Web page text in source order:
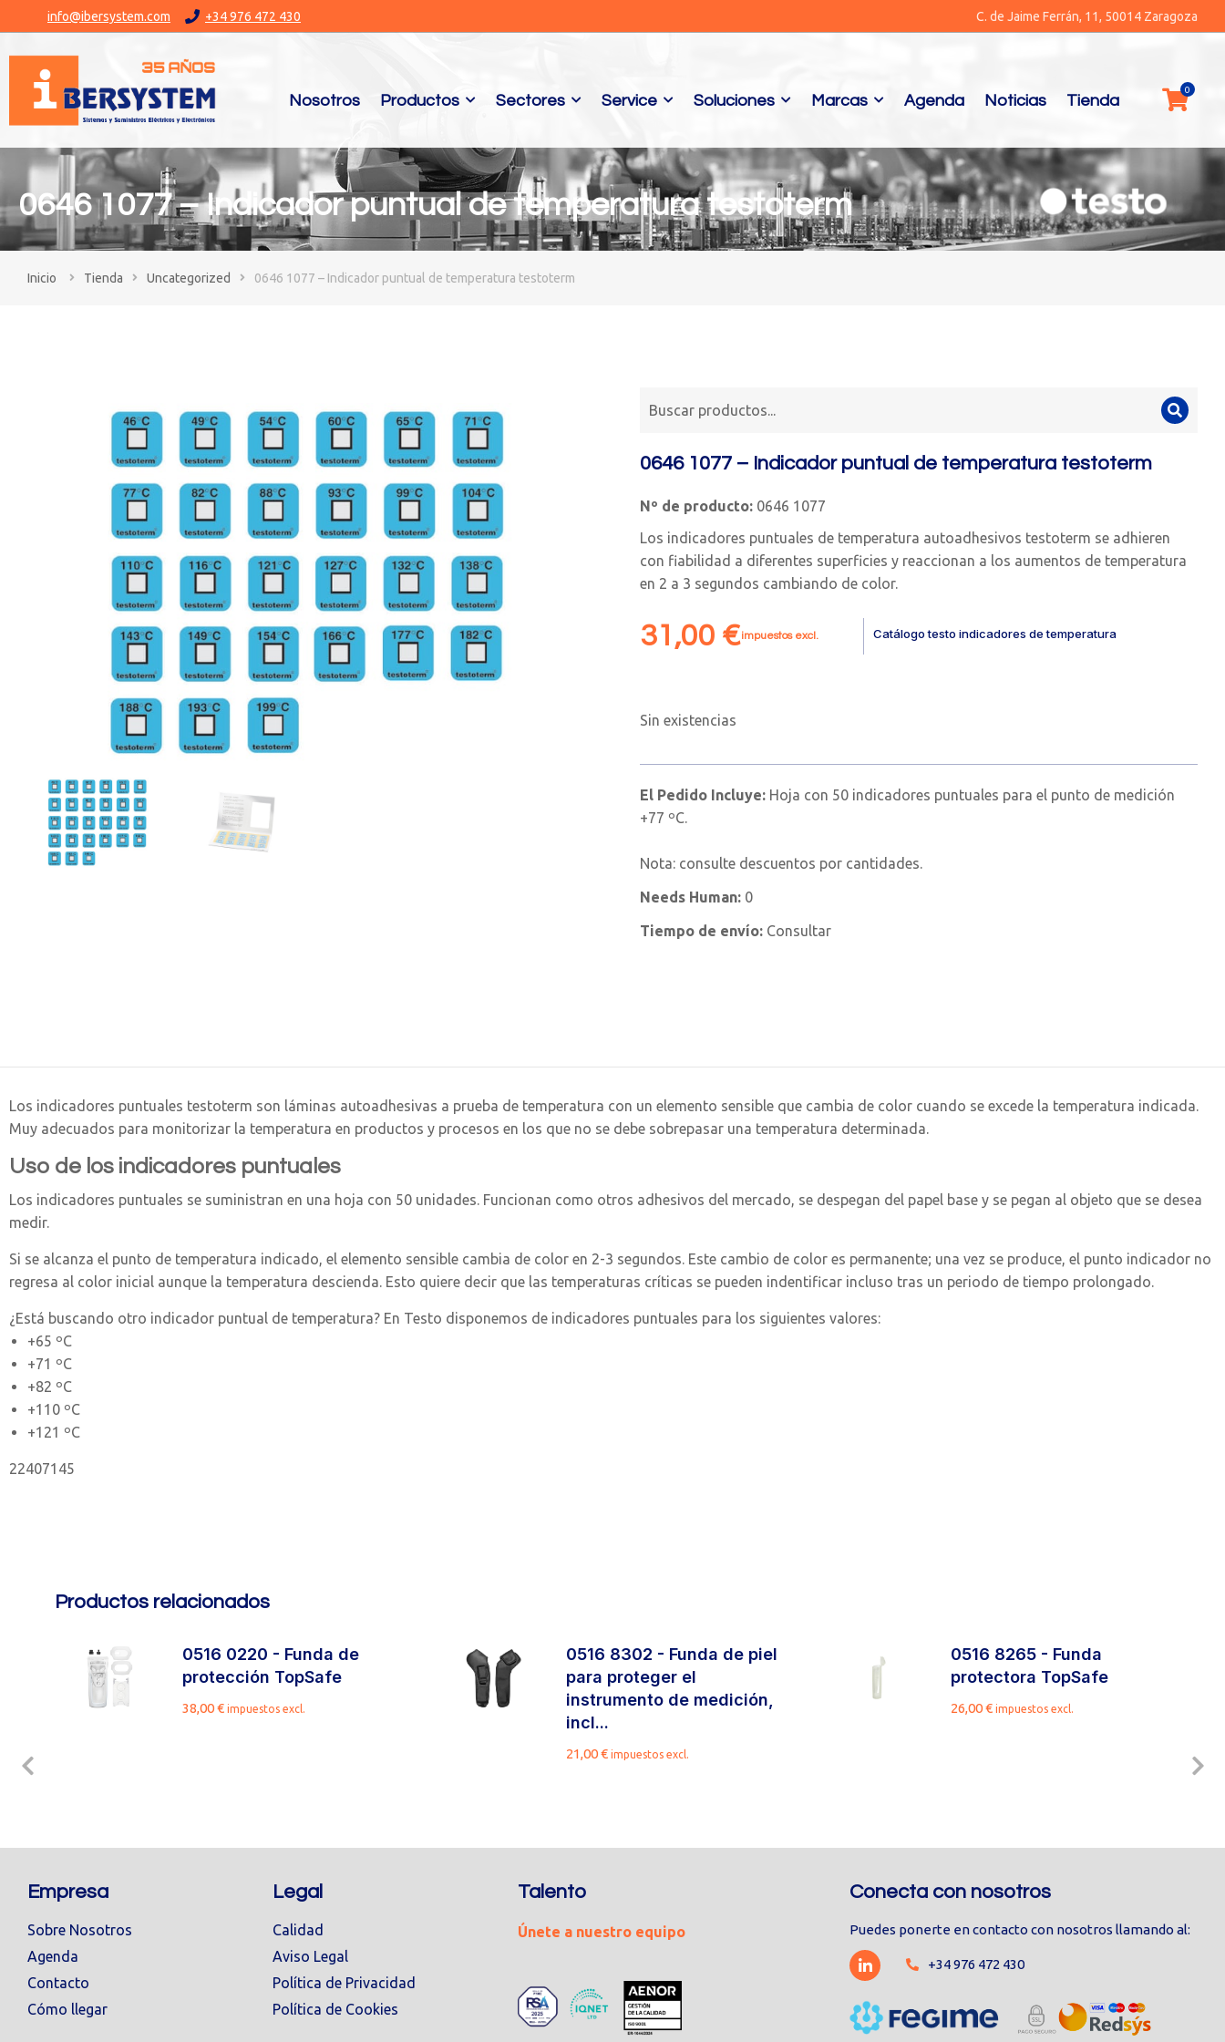
info@ibersystem.com +34 976 472 430 C. de Jaime Ferrán, 11, 50014 Zaragoza
Nosotros Productos Sectores Service Soluciones Marcas Agenda Noticias Tienda
0646 1077 – Indicador puntual de temperatura testoterm
You are here:
Tienda Uncategorized 0646 1077 – Indicador puntual de temperatura testoterm
0646 1077 – Indicador puntual de temperatura testoterm
Nº de producto: 0646 1077
Los indicadores puntuales de temperatura autoadhesivos testoterm se adhieren
con fiabilidad a diferentes superficies y reaccionan a los aumentos de temperatura
en 2 a 3 segundos cambiando de color.
31,00 €impuestos excl. Catálogo testo indicadores de temperatura
Sin existencias
El Pedido Incluye: Hoja con 50 indicadores puntuales para el punto de medición
+77 ºC.
Nota: consulte descuentos por cantidades.
Needs Human: 0
Tiempo de envío: Consultar
Los indicadores puntuales testoterm son láminas autoadhesivas a prueba de temperatura con un elemento sensible que cambia de color cuando se excede la temperatura indicada.
Muy adecuados para monitorizar la temperatura en productos y procesos en los que no se debe sobrepasar una temperatura determinada.
Uso de los indicadores puntuales
Los indicadores puntuales se suministran en una hoja con 50 unidades. Funcionan como otros adhesivos del mercado, se despegan del papel base y se pegan al objeto que se desea
medir.
Si se alcanza el punto de temperatura indicado, el elemento sensible cambia de color en 2-3 segundos. Este cambio de color es permanente; una vez se produce, el punto indicador no
regresa al color inicial aunque la temperatura descienda. Esto quiere decir que las temperaturas críticas se pueden indentificar incluso tras un periodo de tiempo prolongado.
¿Está buscando otro indicador puntual de temperatura? En Testo disponemos de indicadores puntuales para los siguientes valores:
+65 ºC
+71 ºC
+82 ºC
+110 ºC
+121 ºC
22407145
Productos relacionados
0516 0220 - Funda de
protección TopSafe
38,00€ impuestos excl.
0516 8302 - Funda de piel
para proteger el
instrumento de medición,
incl...
21,00€ impuestos excl.
0516 8265 - Funda
protectora TopSafe
26,00€ impuestos excl.
Empresa
Sobre Nosotros
Agenda
Contacto
Cómo llegar
Legal
Calidad
Aviso Legal
Política de Privacidad
Política de Cookies
Talento
Únete a nuestro equipo
Conecta con nosotros
Puedes ponerte en contacto con nosotros llamando al:
+34 976 472 430